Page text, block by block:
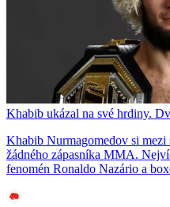
Khabib ukázal na své hrdiny.
Khabib Nurmagomedov si
žádného zápasníka MMA.
fenomén Ronaldo Nazário a